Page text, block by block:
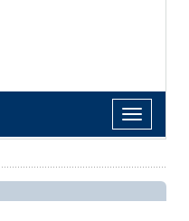
Toggle
navigation